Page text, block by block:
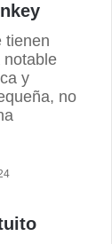
tienen
notable
y
no